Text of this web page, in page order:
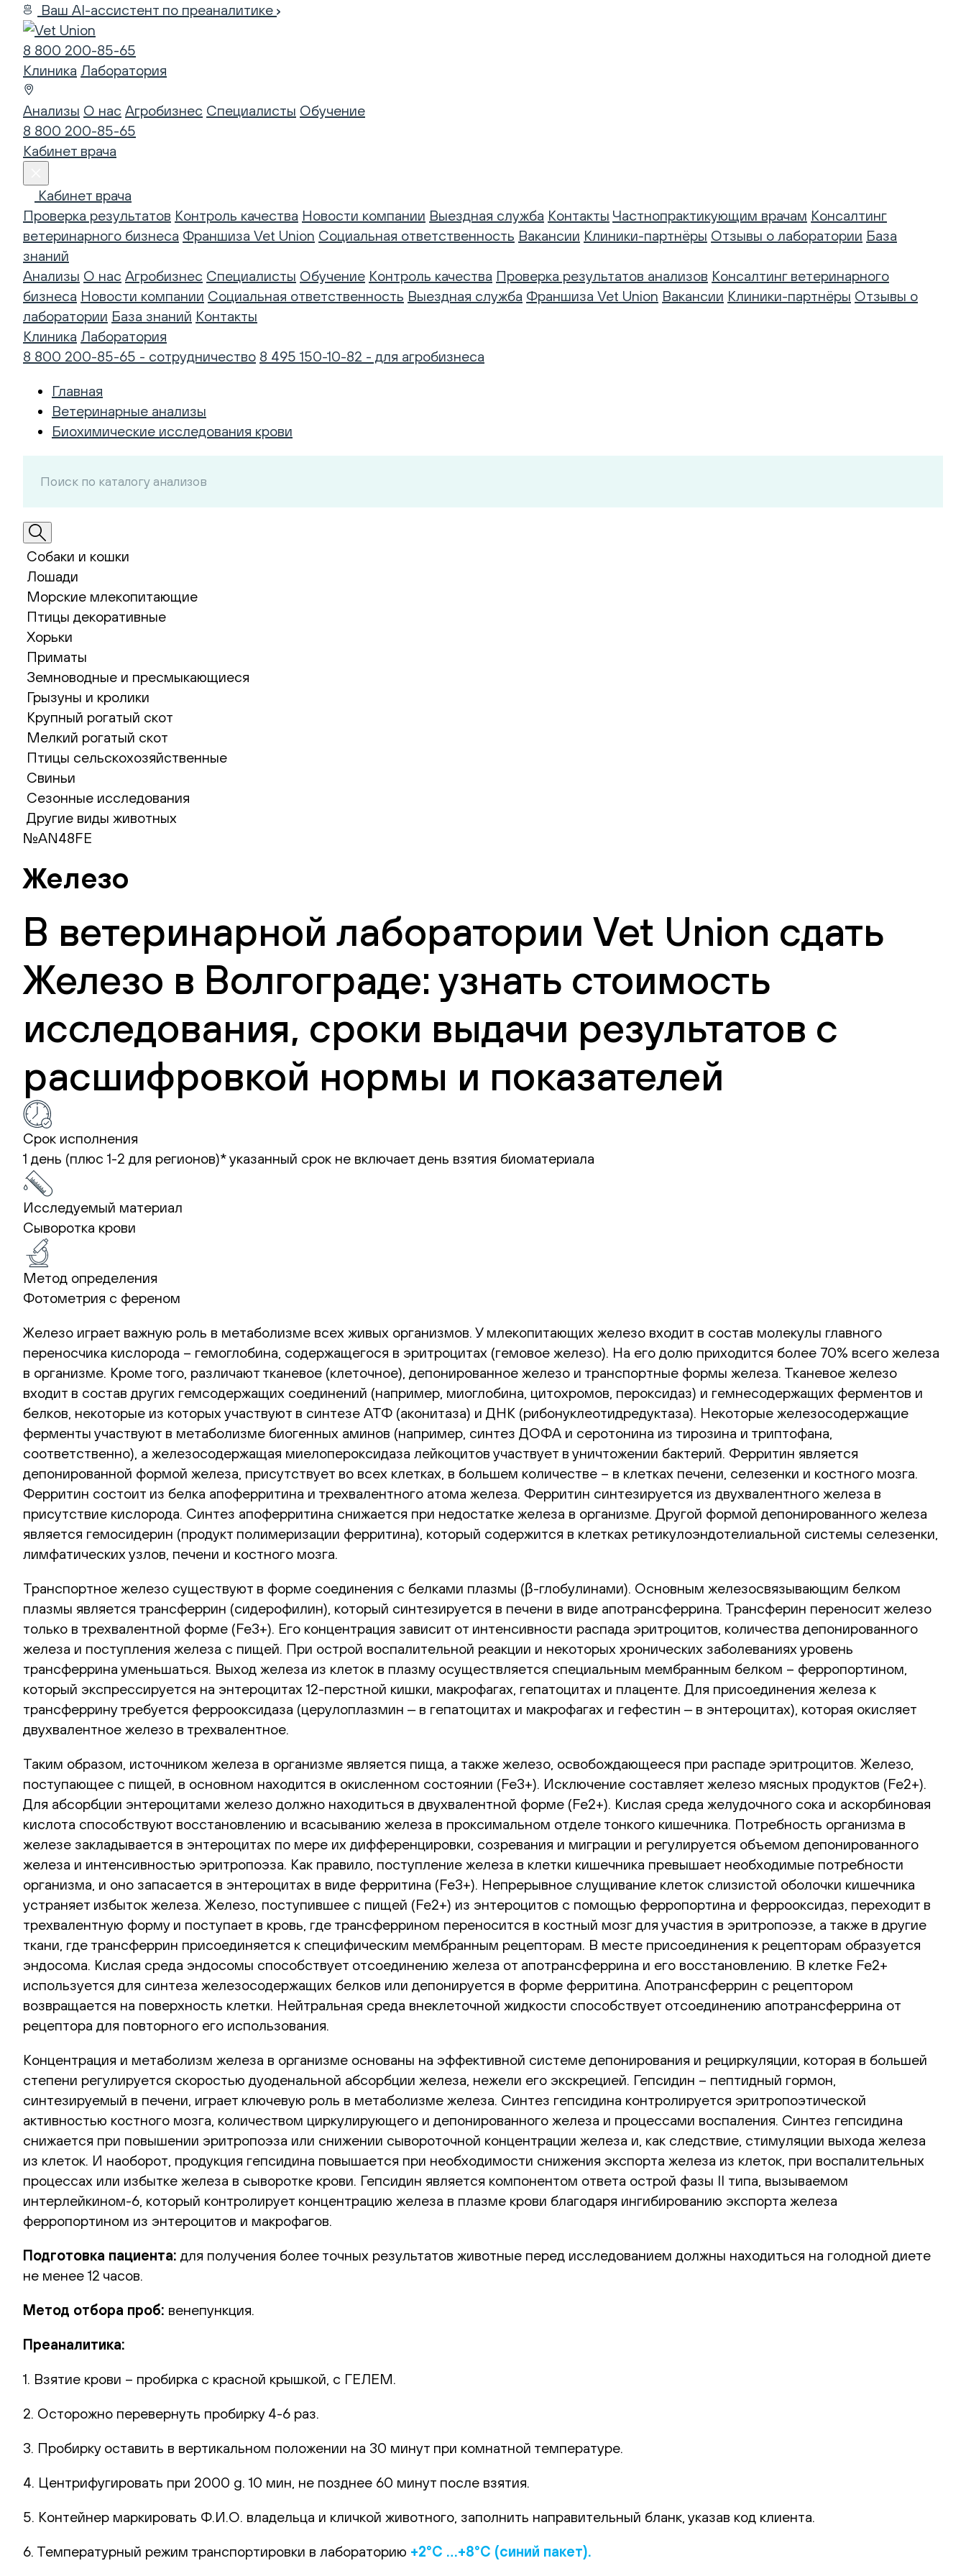
Ваш AI-ассистент по преаналитике
8 800 200-85-65
Клиника Лаборатория
Анализы О нас Агробизнес Специалисты Обучение
8 800 200-85-65
Кабинет врача
Кабинет врача
Проверка результатов Контроль качества Новости компании Выездная служба Контакты Частнопрактикующим врачам Консалтинг
ветеринарного бизнеса Франшиза Vet Union Социальная ответственность Вакансии Клиники-партнёры Отзывы о лаборатории База
знаний
Анализы О нас Агробизнес Специалисты Обучение Контроль качества Проверка результатов анализов Консалтинг ветеринарного
бизнеса Новости компании Социальная ответственность Выездная служба Франшиза Vet Union Вакансии Клиники-партнёры Отзывы о
лаборатории База знаний Контакты
Клиника Лаборатория
8 800 200-85-65 - сотрудничество 8 495 150-10-82 - для агробизнеса
Главная
Ветеринарные анализы
Биохимические исследования крови
Собаки и кошки
Лошади
Морские млекопитающие
Птицы декоративные
Хорьки
Приматы
Земноводные и пресмыкающиеся
Грызуны и кролики
Крупный рогатый скот
Мелкий рогатый скот
Птицы сельскохозяйственные
Свиньи
Сезонные исследования
Другие виды животных
№AN48FE
Железо
В ветеринарной лаборатории Vet Union сдать
Железо в Волгограде: узнать стоимость
исследования, сроки выдачи результатов с
расшифровкой нормы и показателей
Срок исполнения
1 день (плюс 1-2 для регионов)*указанный срок не включает день взятия биоматериала
Исследуемый материал
Сыворотка крови
Метод определения
Фотометрия с ференом
Железо играет важную роль в метаболизме всех живых организмов. У млекопитающих железо входит в состав молекулы главного
переносчика кислорода – гемоглобина, содержащегося в эритроцитах (гемовое железо). На его долю приходится более 70% всего железа
в организме. Кроме того, различают тканевое (клеточное), депонированное железо и транспортные формы железа. Тканевое железо
входит в состав других гемсодержащих соединений (например, миоглобина, цитохромов, пероксидаз) и гемнесодержащих ферментов и
белков, некоторые из которых участвуют в синтезе АТФ (аконитаза) и ДНК (рибонуклеотидредуктаза). Некоторые железосодержащие
ферменты участвуют в метаболизме биогенных аминов (например, синтез ДОФА и серотонина из тирозина и триптофана,
соответственно), а железосодержащая миелопероксидаза лейкоцитов участвует в уничтожении бактерий. Ферритин является
депонированной формой железа, присутствует во всех клетках, в большем количестве – в клетках печени, селезенки и костного мозга.
Ферритин состоит из белка апоферритина и трехвалентного атома железа. Ферритин синтезируется из двухвалентного железа в
присутствие кислорода. Синтез апоферритина снижается при недостатке железа в организме. Другой формой депонированного железа
является гемосидерин (продукт полимеризации ферритина), который содержится в клетках ретикулоэндотелиальной системы селезенки,
лимфатических узлов, печени и костного мозга.
Транспортное железо существуют в форме соединения с белками плазмы (β-глобулинами). Основным железосвязывающим белком
плазмы является трансферрин (сидерофилин), который синтезируется в печени в виде апотрансферрина. Трансферин переносит железо
только в трехвалентной форме (Fe3+). Его концентрация зависит от интенсивности распада эритроцитов, количества депонированного
железа и поступления железа с пищей. При острой воспалительной реакции и некоторых хронических заболеваниях уровень
трансферрина уменьшаться. Выход железа из клеток в плазму осуществляется специальным мембранным белком – ферропортином,
который экспрессируется на энтероцитах 12-перстной кишки, макрофагах, гепатоцитах и плаценте. Для присоединения железа к
трансферрину требуется феррооксидаза (церулоплазмин ‒ в гепатоцитах и макрофагах и гефестин ‒ в энтероцитах), которая окисляет
двухвалентное железо в трехвалентное.
Таким образом, источником железа в организме является пища, а также железо, освобождающееся при распаде эритроцитов. Железо,
поступающее с пищей, в основном находится в окисленном состоянии (Fe3+). Исключение составляет железо мясных продуктов (Fe2+).
Для абсорбции энтероцитами железо должно находиться в двухвалентной форме (Fe2+). Кислая среда желудочного сока и аскорбиновая
кислота способствуют восстановлению и всасыванию железа в проксимальном отделе тонкого кишечника. Потребность организма в
железе закладывается в энтероцитах по мере их дифференцировки, созревания и миграции и регулируется объемом депонированного
железа и интенсивностью эритропоэза. Как правило, поступление железа в клетки кишечника превышает необходимые потребности
организма, и оно запасается в энтероцитах в виде ферритина (Fe3+). Непрерывное слущивание клеток слизистой оболочки кишечника
устраняет избыток железа. Железо, поступившее с пищей (Fe2+) из энтероцитов с помощью ферропортина и феррооксидаз, переходит в
трехвалентную форму и поступает в кровь, где трансферрином переносится в костный мозг для участия в эритропоэзе, а также в другие
ткани, где трансферрин присоединяется к специфическим мембранным рецепторам. В месте присоединения к рецепторам образуется
эндосома. Кислая среда эндосомы способствует отсоединению железа от апотрансферрина и его восстановлению. В клетке Fe2+
используется для синтеза железосодержащих белков или депонируется в форме ферритина. Апотрансферрин с рецептором
возвращается на поверхность клетки. Нейтральная среда внеклеточной жидкости способствует отсоединению апотрансферрина от
рецептора для повторного его использования.
Концентрация и метаболизм железа в организме основаны на эффективной системе депонирования и рециркуляции, которая в большей
степени регулируется скоростью дуоденальной абсорбции железа, нежели его экскрецией. Гепсидин – пептидный гормон,
синтезируемый в печени, играет ключевую роль в метаболизме железа. Синтез гепсидина контролируется эритропоэтической
активностью костного мозга, количеством циркулирующего и депонированного железа и процессами воспаления. Синтез гепсидина
снижается при повышении эритропоэза или снижении сывороточной концентрации железа и, как следствие, стимуляции выхода железа
из клеток. И наоборот, продукция гепсидина повышается при необходимости снижения экспорта железа из клеток, при воспалительных
процессах или избытке железа в сыворотке крови. Гепсидин является компонентом ответа острой фазы II типа, вызываемом
интерлейкином-6, который контролирует концентрацию железа в плазме крови благодаря ингибированию экспорта железа
ферропортином из энтероцитов и макрофагов.
Подготовка пациента: для получения более точных результатов животные перед исследованием должны находиться на голодной диете
не менее 12 часов.
Метод отбора проб: венепункция.
Преаналитика:
1. Взятие крови – пробирка с красной крышкой, с ГЕЛЕМ.
2. Осторожно перевернуть пробирку 4-6 раз.
3. Пробирку оставить в вертикальном положении на 30 минут при комнатной температуре.
4. Центрифугировать при 2000 g. 10 мин, не позднее 60 минут после взятия.
5. Контейнер маркировать Ф.И.О. владельца и кличкой животного, заполнить направительный бланк, указав код клиента.
6. Температурный режим транспортировки в лабораторию +2°С …+8°С (синий пакет).